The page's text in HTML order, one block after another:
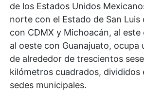
de los Estados Unidos
norte con el Estado de San Luis
con CDMX y Michoacán, al
al oeste con Guanajuato, ocupa
de alrededor de trescientos
kilómetros cuadrados, divididos
sedes municipales.